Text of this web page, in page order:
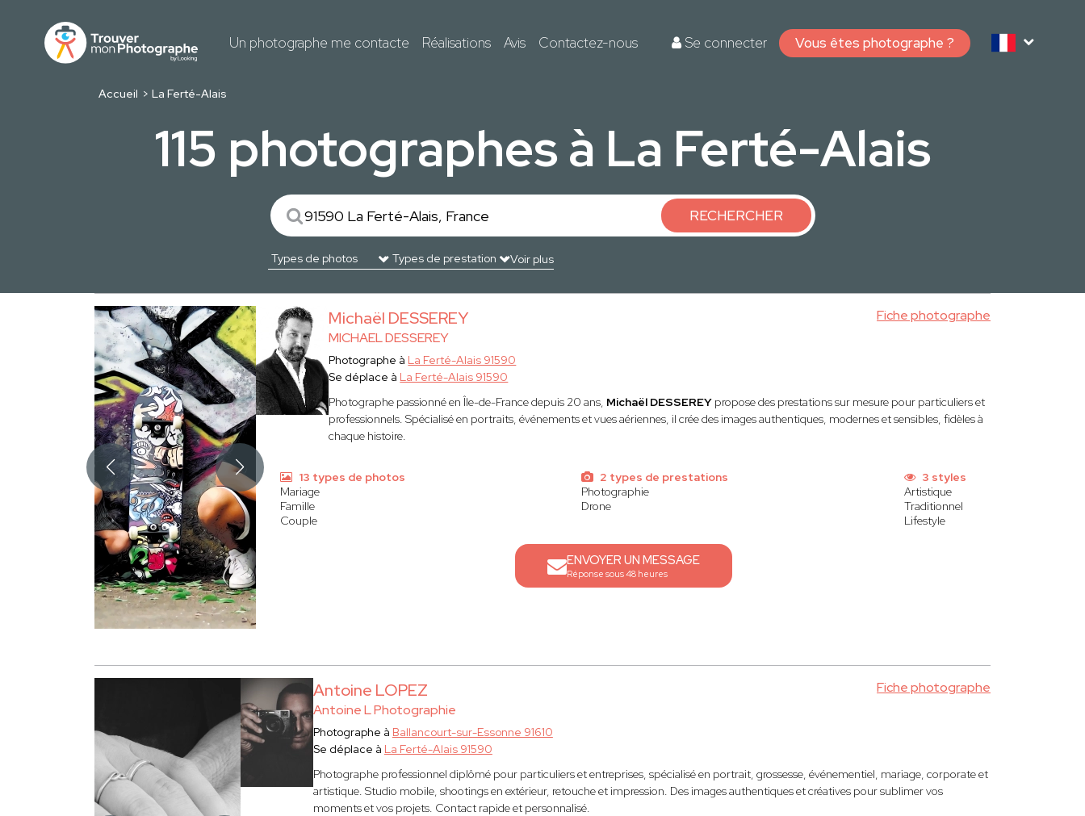
Un photographe me contacte Réalisations Avis Contactez-nous Se connecter Vous êtes photographe ?
Accueil La Ferté-Alais
115 photographes à La Ferté-Alais
RECHERCHER
Voir plus
Michaël DESSEREY
MICHAEL DESSEREY
Fiche photographe
Photographe à La Ferté-Alais 91590
Se déplace à La Ferté-Alais 91590
Photographe passionné en Île-de-France depuis 20 ans, Michaël DESSEREY propose des prestations sur mesure pour particuliers et
professionnels. Spécialisé en portraits, événements et vues aériennes, il crée des images authentiques, modernes et sensibles, fidèles à
chaque histoire.
13 types de photos
Mariage
Famille
Couple
2 types de prestations
Photographie
Drone
3 styles
Artistique
Traditionnel
Lifestyle
ENVOYER UN MESSAGE
Réponse sous 48 heures
Antoine LOPEZ
Antoine L Photographie
Fiche photographe
Photographe à Ballancourt-sur-Essonne 91610
Se déplace à La Ferté-Alais 91590
Photographe professionnel diplômé pour particuliers et entreprises, spécialisé en portrait, grossesse, événementiel, mariage, corporate et
artistique. Studio mobile, shootings en extérieur, retouche et impression. Des images authentiques et créatives pour sublimer vos
moments et vos projets. Contact rapide et personnalisé.